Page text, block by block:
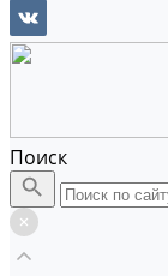
Поиск